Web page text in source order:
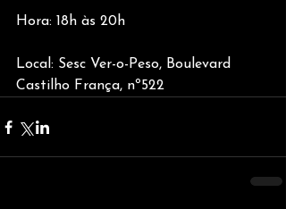
Hora: 18h às 20h
Local: Sesc Ver-o-Peso, Boulevard
Castilho França, nº522